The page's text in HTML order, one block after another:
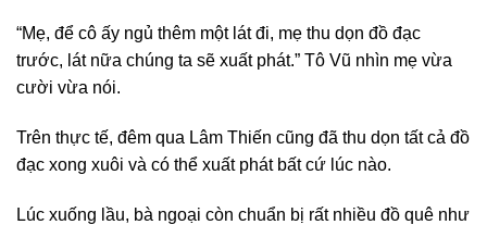
“Mẹ, để cô ấy ngủ thêm một lát đi, mẹ thu dọn đồ đạc
trước, lát nữa chúng ta sẽ xuất phát.” Tô Vũ nhìn mẹ vừa
cười vừa nói.
Trên thực tế, đêm qua Lâm Thiến cũng đã thu dọn tất cả đồ
đạc xong xuôi và có thể xuất phát bất cứ lúc nào.
Lúc xuống lầu, bà ngoại còn chuẩn bị rất nhiều đồ quê như